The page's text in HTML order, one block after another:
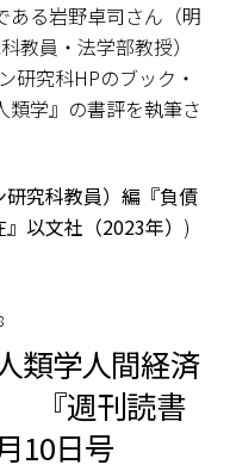
ある岩野卓司さん（明
教員・法学部教授）
研究科HPのブック・
類学』の書評を執筆さ
究科教員）編『負債
以文社（2023年） )
学――人間経済
『週刊読書
10日号